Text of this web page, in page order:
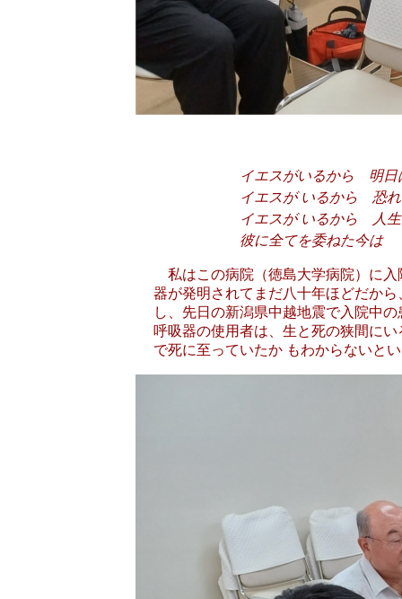
イエスがいるから 明日
イエスが いるから 恐れ
イエスが いるから 人生
彼に全てを委ねた今は
私はこの病院（徳島大学病院）に
器が発明されてまだ八十年ほどだか
し、先日の新潟県中越地震で入院中
呼吸器の使用者は、生と死の狭間に
で死に至っていたか もわからないと